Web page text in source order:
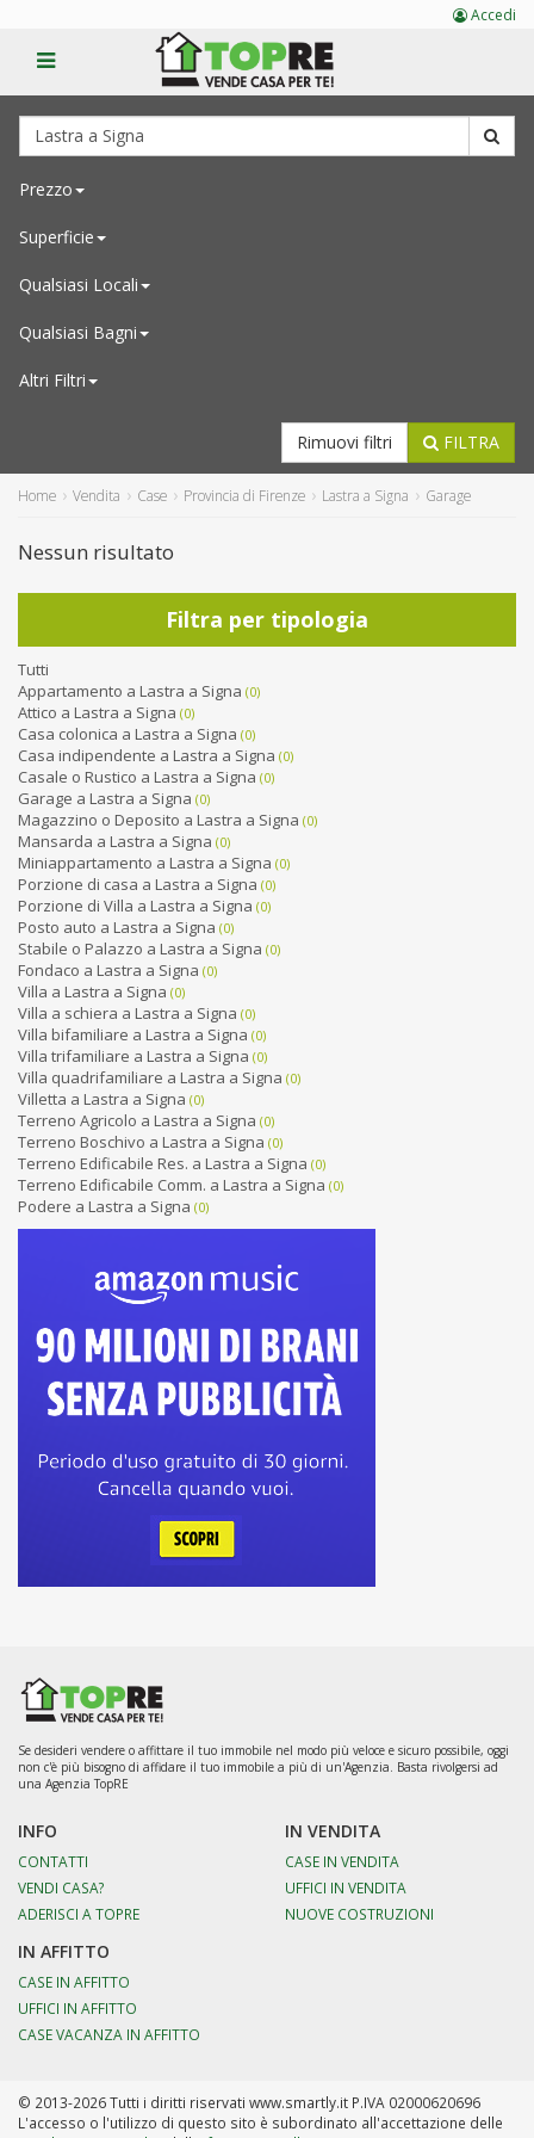
Prezzo
Superficie
Qualsiasi Locali
Qualsiasi Bagni
Altri Filtri
FILTRA
Rimuovi filtri
Home Vendita Case Provincia di Firenze Lastra a Signa Garage
Nessun risultato
Filtra per tipologia
Tutti
Appartamento a Lastra a Signa (0)
Attico a Lastra a Signa (0)
Casa colonica a Lastra a Signa (0)
Casa indipendente a Lastra a Signa (0)
Casale o Rustico a Lastra a Signa (0)
Garage a Lastra a Signa (0)
Magazzino o Deposito a Lastra a Signa (0)
Mansarda a Lastra a Signa (0)
Miniappartamento a Lastra a Signa (0)
Porzione di casa a Lastra a Signa (0)
Porzione di Villa a Lastra a Signa (0)
Posto auto a Lastra a Signa (0)
Stabile o Palazzo a Lastra a Signa (0)
Fondaco a Lastra a Signa (0)
Villa a Lastra a Signa (0)
Villa a schiera a Lastra a Signa (0)
Villa bifamiliare a Lastra a Signa (0)
Villa trifamiliare a Lastra a Signa (0)
Villa quadrifamiliare a Lastra a Signa (0)
Villetta a Lastra a Signa (0)
Terreno Agricolo a Lastra a Signa (0)
Terreno Boschivo a Lastra a Signa (0)
Terreno Edificabile Res. a Lastra a Signa (0)
Terreno Edificabile Comm. a Lastra a Signa (0)
Podere a Lastra a Signa (0)
Se desideri vendere o affittare il tuo immobile nel modo più veloce e sicuro possibile, oggi
non c'è più bisogno di affidare il tuo immobile a più di un'Agenzia. Basta rivolgersi ad
una Agenzia TopRE
INFO
CONTATTI
VENDI CASA?
ADERISCI A TOPRE
IN VENDITA
CASE IN VENDITA
UFFICI IN VENDITA
NUOVE COSTRUZIONI
IN AFFITTO
CASE IN AFFITTO
UFFICI IN AFFITTO
CASE VACANZA IN AFFITTO
© 2013-2026 Tutti i diritti riservati www.smartly.it P.IVA 02000620696
L'accesso o l'utilizzo di questo sito è subordinato all'accettazione delle
Accedi